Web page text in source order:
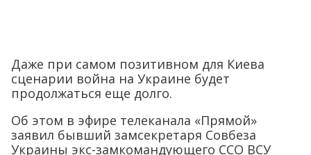
Даже при самом позитивном для Киева
сценарии война на Украине будет
продолжаться еще долго.
Об этом в эфире телеканала «Прямой»
заявил бывший замсекретаря Совбеза
Украины экс-замкомандующего ССО ВСУ